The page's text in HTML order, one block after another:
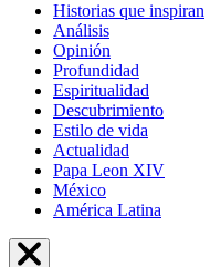
Historias que inspiran
Análisis
Opinión
Profundidad
Espiritualidad
Descubrimiento
Estilo de vida
Actualidad
Papa Leon XIV
México
América Latina